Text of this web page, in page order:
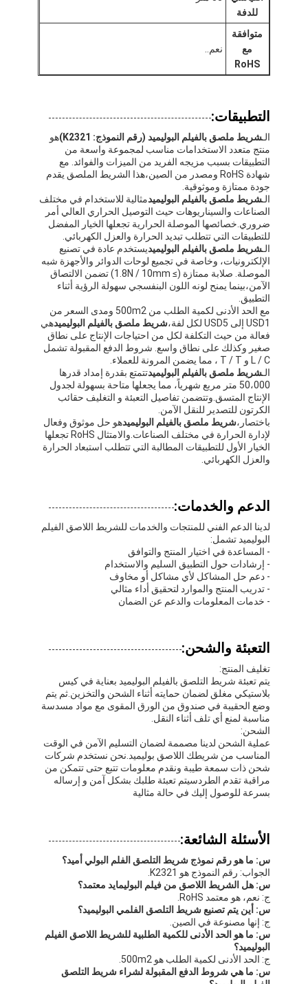
للدفة
متوافقة
مع
RoHS
نعم..
التطبيقات:
الـشريط ملصق بالفيلم البوليميد (رقم النموذج: K2321)
هو
منتج متعدد الاستخدامات مناسب لمجموعة واسعة من
التطبيقات بسبب مزيجه الفريد من الميزات والفوائد. مع
شهادة RoHS ومصدر من الصين،هذا الشريط الملصق يقدم
جودة ممتازة وموثوقية.
الـشريط ملصق بالفيلم البوليميدمثالية للاستخدام في مختلف
الصناعات والسيناريوهات حيث التوصيل الحراري العالي أمر
ضروري.خصائصها الموصلة الحرارية تجعلها الخيار المفضل
للتطبيقات التي تتطلب تبديد الحرارة والعزل الكهربائي.
الـشريط ملصق بالفيلم البوليميديستخدم عادة في تصنيع
الإلكترونيات، وخاصة في تجميع لوحات الدوائر والأجهزة شبه
الموصلة. صلابة ممتازة (≥ 1.8N / 10mm) تضمن الالتصاق
الآمن،بينما يمنح لونه اللون البنفسجي سهولة الرؤية أثناء
التطبيق.
مع الحد الأدنى لكمية الطلب من 500m2 ومدى السعر من
USD1 إلى USD5 لكل لفة،
شريط ملصق بالفيلم البوليميدهي
فعالة من حيث التكلفة لكل من احتياجات الإنتاج على نطاق
صغير وكذلك على نطاق واسع. شروط الدفع المقبولة تشمل
L / C و T / T ، مما يضمن المرونة للعملاء.
الـشريط ملصق بالفيلم البوليميدتتمتع بقدرة إمداد قدرها
50،000 متر مربع شهرياً، مما يجعلها متاحة بسهولة لجدول
الإنتاج المتسق.وتتضمن تفاصيل التعبئة و التغليف حقائب
الكرتون للتصدير للنقل الآمن.
باختصار،شريط ملصق بالفيلم البوليميدهو حل موثوق وفعال
لإدارة الحرارة في مختلف الصناعات.والامتثال RoHS تجعلها
الخيار الأول للتطبيقات المطالبة التي تتطلب استبعاد الحرارة
والعزل الكهربائي.
الدعم والخدمات:
لدينا الدعم الفني للمنتجات والخدمات للشريط اللاصق الفيلم
البوليميد تشمل:
- المساعدة في اختيار المنتج والتوافق
- إرشادات حول التطبيق السليم والاستخدام
- دعم حل المشاكل لأي مشاكل أو مخاوف
- تدريب المنتج والموارد لتحقيق أداء مثالي
- خدمات المعلومات والدعم عن الضمان
التعبئة والشحن:
تغليف المنتج:
يتم تعبئة شريط التلصق بالفيلم البوليميد بعناية في كيس
بلاستيكي مغلق لضمان حمايته أثناء الشحن والتخزين.ثم يتم
وضع الحقيبة في صندوق من الورق المقوى مع مواد مسدسة
مناسبة لمنع أي تلف أثناء النقل.
الشحن:
عملية الشحن لدينا مصممة لضمان التسليم الآمن في الوقت
المناسب من شريطك اللاصق بوليميد.نحن نستخدم شركات
شحن ذات سمعة طيبة ونقدم معلومات تتبع حتى تتمكن من
مراقبة تقدم الطردسيتم تعبئة طلبك بشكل آمن و إرساله
بسرعة للوصول إليك في حالة مثالية
الأسئلة الشائعة:
س: ما هو رقم نموذج شريط التلصق الفلم البولي أميد؟
الجواب: رقم النموذج هو K2321.
س: هل الشريط اللاصق من فيلم البوليمايد معتمد؟
ج: نعم، هو معتمد RoHS.
س: أين يتم تصنيع شريط التلصق الفلمي البوليميد؟
ج: إنها مصنوعة في الصين.
س: ما هو الحد الأدنى للكمية الطلبية للشريط اللاصق الفيلم
البوليميد؟
ج: الحد الأدنى لكمية الطلب هو 500m2.
س: ما هي شروط الدفع المقبولة لشراء شريط التلصق